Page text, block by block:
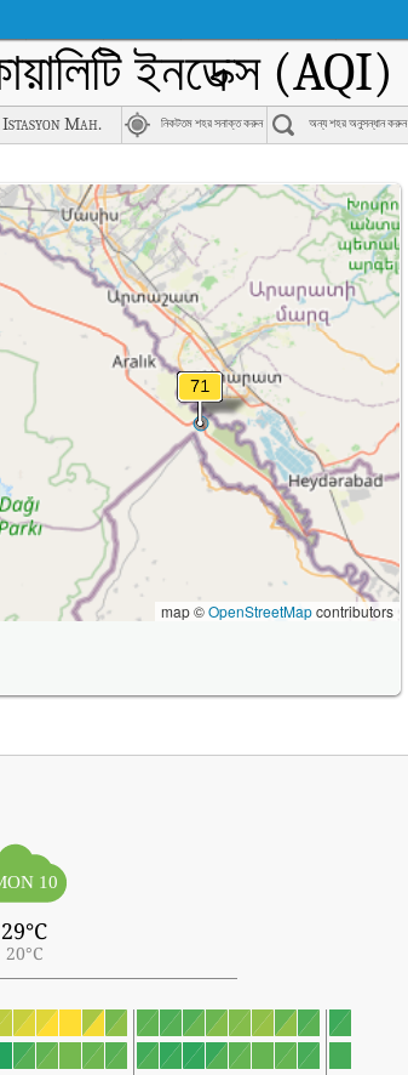
ইনডেক্স (AQI)
Istasyon Mah. নিকটতম শহর সনাক্ত করুন অন্য শহর অনুসন্ধান করুন
map ©OpenStreetMapcontributors
10
29°C
20°C